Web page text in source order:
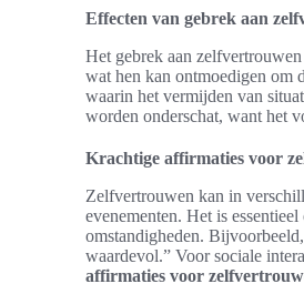
Effecten van gebrek aan
Het gebrek aan
wat hen kan ontmoedigen om
waarin het vermijden van
worden onderschat, want het
Krachtige affirmaties voor
Zelfvertrouwen kan in
evenementen. Het is essentieel
omstandigheden.
waardevol.” Voor sociale
affirmaties voor